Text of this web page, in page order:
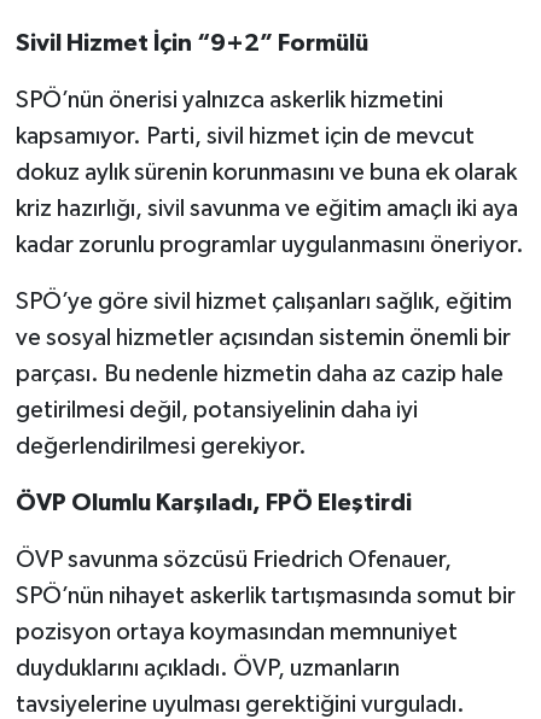
Sivil Hizmet İçin “9+2” Formülü
SPÖ’nün önerisi yalnızca askerlik hizmetini
kapsamıyor. Parti, sivil hizmet için de mevcut
dokuz aylık sürenin korunmasını ve buna ek olarak
kriz hazırlığı, sivil savunma ve eğitim amaçlı iki aya
kadar zorunlu programlar uygulanmasını öneriyor.
SPÖ’ye göre sivil hizmet çalışanları sağlık, eğitim
ve sosyal hizmetler açısından sistemin önemli bir
parçası. Bu nedenle hizmetin daha az cazip hale
getirilmesi değil, potansiyelinin daha iyi
değerlendirilmesi gerekiyor.
ÖVP Olumlu Karşıladı, FPÖ Eleştirdi
ÖVP savunma sözcüsü Friedrich Ofenauer,
SPÖ’nün nihayet askerlik tartışmasında somut bir
pozisyon ortaya koymasından memnuniyet
duyduklarını açıkladı. ÖVP, uzmanların
tavsiyelerine uyulması gerektiğini vurguladı.